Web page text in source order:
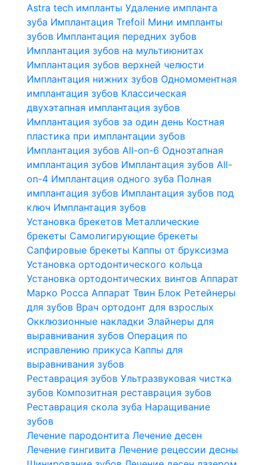
Astra tech импланты Удаление импланта
зуба Имплантация Trefoil Мини импланты
зубов Имплантация передних зубов
Имплантация зубов на мультиюнитах
Имплантация зубов верхней челюсти
Имплантация нижних зубов Одномоментная
имплантация зубов Классическая
двухэтапная имплантация зубов
Имплантация зубов за один день Костная
пластика при имплантации зубов
Имплантация зубов All-on-6 Одноэтапная
имплантация зубов Имплантация зубов All-
on-4 Имплантация одного зуба Полная
имплантация зубов Имплантация зубов под
ключ Имплантация зубов
Установка брекетов Металлические
брекеты Самолигирующие брекеты
Сапфировые брекеты Каппы от бруксизма
Установка ортодонтического кольца
Установка ортодонтических винтов Аппарат
Марко Росса Аппарат Твин Блок Ретейнеры
для зубов Врач ортодонт для взрослых
Окклюзионные накладки Элайнеры для
выравнивания зубов Операция по
исправлению прикуса Каппы для
выравнивания зубов
Реставрация зубов Ультразвуковая чистка
зубов Композитная реставрация зубов
Реставрация скола зуба Наращивание
зубов
Лечение пародонтита Лечение десен
Лечение гингивита Лечение рецессии десны